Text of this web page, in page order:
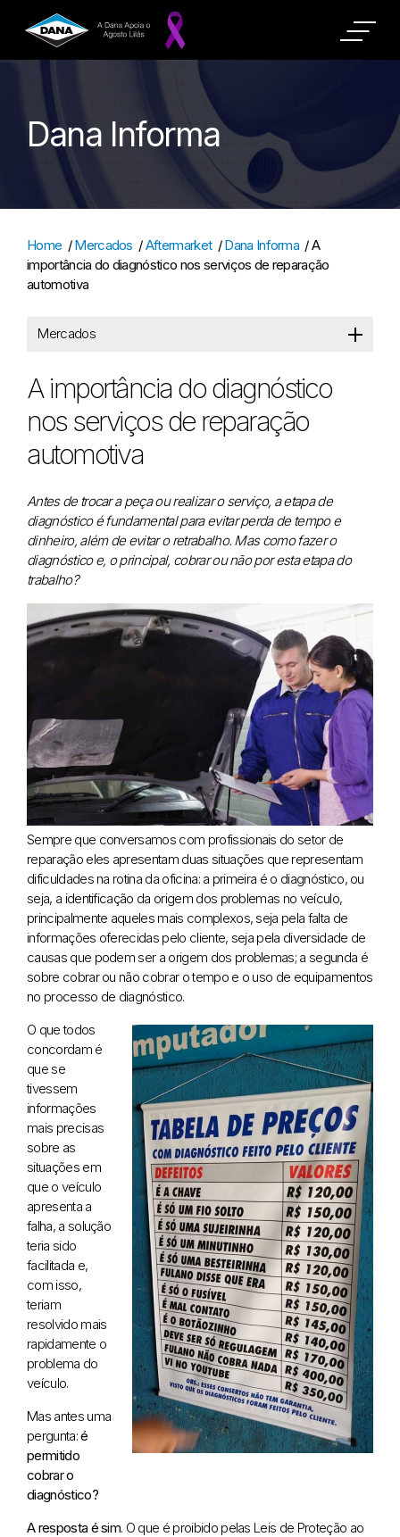
Dana Informa
Home /Mercados /Aftermarket /Dana Informa /A
importância do diagnóstico nos serviços de reparação
automotiva
Mercados
A importância do diagnóstico
nos serviços de reparação
automotiva
Antes de trocar a peça ou realizar o serviço, a etapa de
diagnóstico é fundamental para evitar perda de tempo e
dinheiro, além de evitar o retrabalho. Mas como fazer o
diagnóstico e, o principal, cobrar ou não por esta etapa do
trabalho?
Sempre que conversamos com profissionais do setor de
reparação eles apresentam duas situações que representam
dificuldades na rotina da oficina: a primeira é o diagnóstico, ou
seja, a identificação da origem dos problemas no veículo,
principalmente aqueles mais complexos, seja pela falta de
informações oferecidas pelo cliente, seja pela diversidade de
causas que podem ser a origem dos problemas; a segunda é
sobre cobrar ou não cobrar o tempo e o uso de equipamentos
no processo de diagnóstico.
O que todos
concordam é
que se
tivessem
informações
mais precisas
sobre as
situações em
que o veículo
apresenta a
falha, a solução
teria sido
facilitada e,
com isso,
teriam
resolvido mais
rapidamente o
problema do
veículo.
Mas antes uma
pergunta:é
permitido
cobrar o
diagnóstico?
A resposta é sim. O que é proibido pelas Leis de Proteção ao